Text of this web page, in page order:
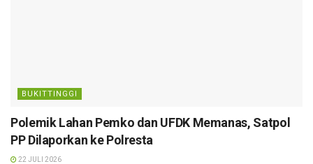
BUKITTINGGI
Polemik Lahan Pemko dan UFDK Memanas, Satpol
PP Dilaporkan ke Polresta
22 JULI 2026